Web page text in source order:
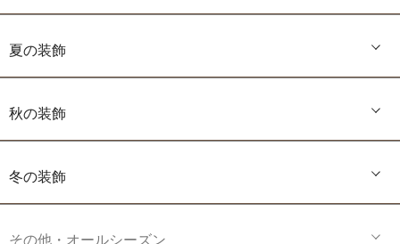
夏の装飾
秋の装飾
冬の装飾
その他・オールシーズン